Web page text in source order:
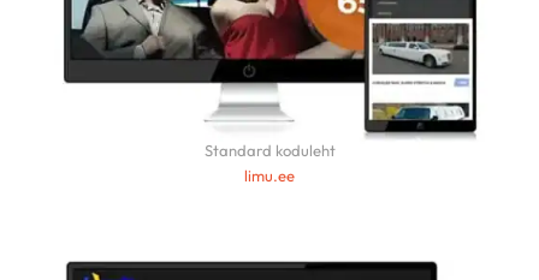
Standard koduleht
limu.ee